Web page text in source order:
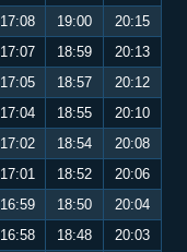
17:08 19:00
20:15
17:07 18:59
20:13
17:05 18:57
20:12
17:04 18:55
20:10
17:02 18:54
20:08
17:01 18:52
20:06
16:59 18:50
20:04
16:58 18:48
20:03